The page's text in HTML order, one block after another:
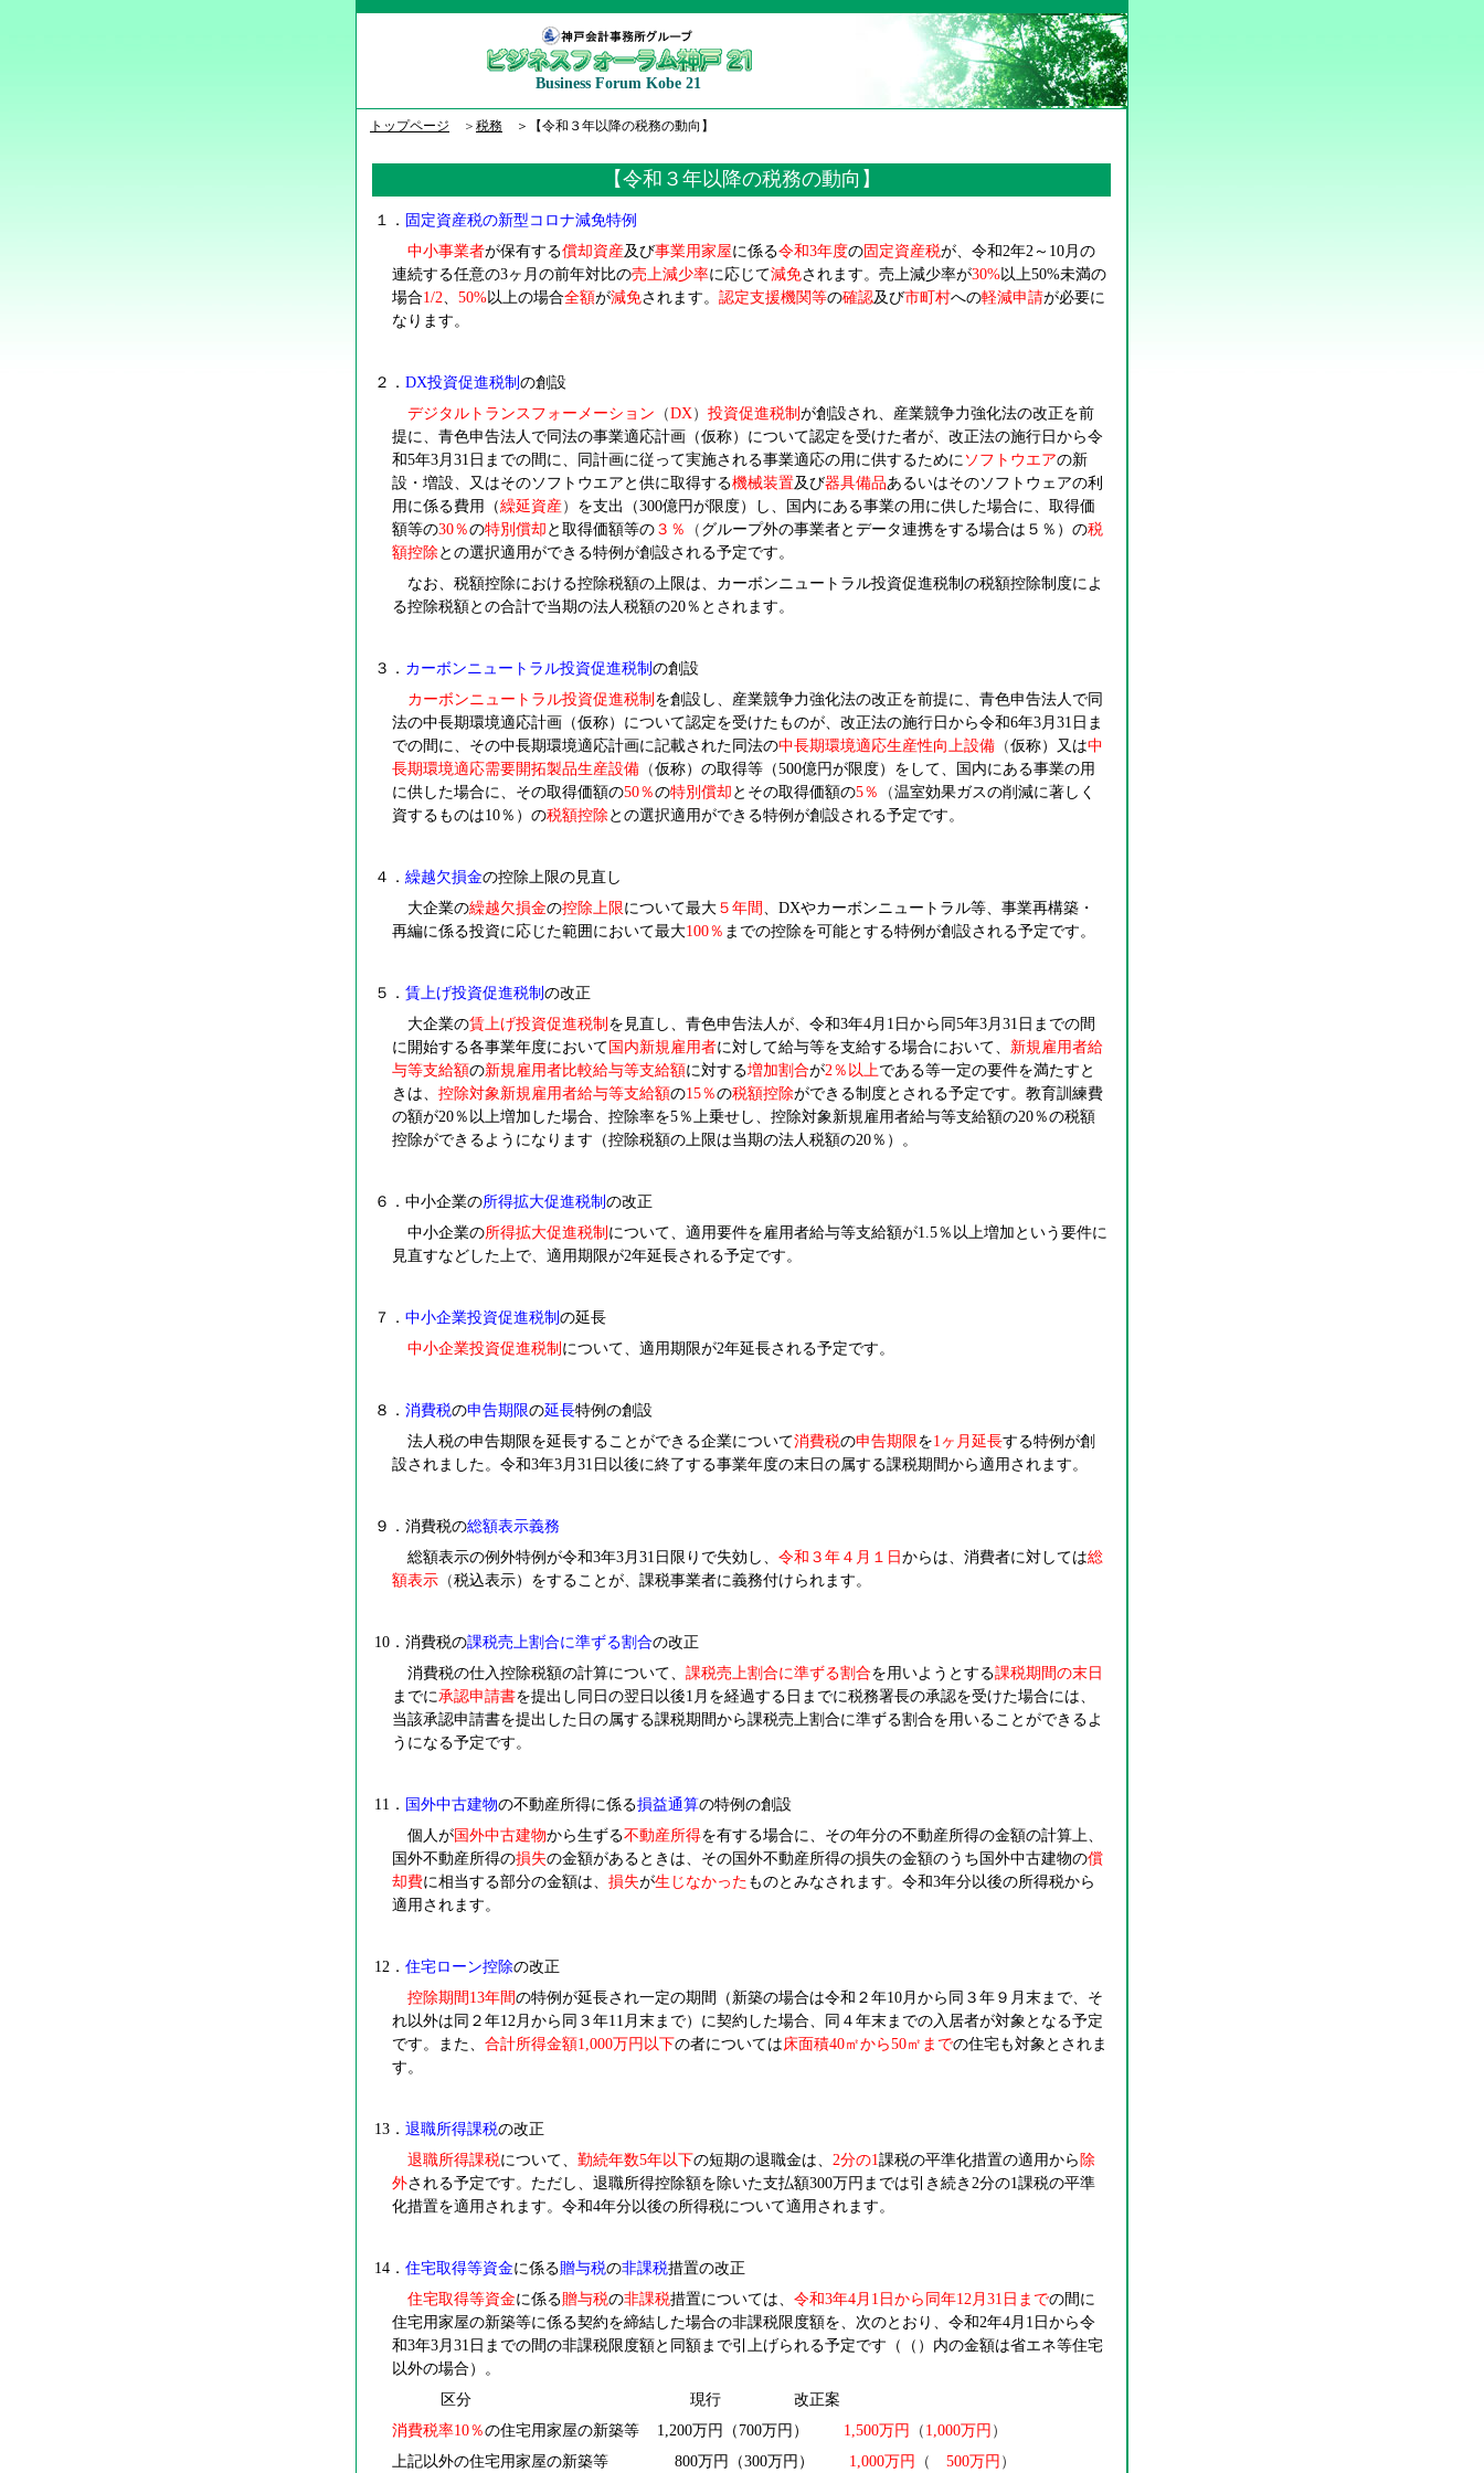
Business Forum Kobe 21
トップページ ＞ 税務 ＞【令和３年以降の税務の動向】
【令和３年以降の税務の動向】
１． 固定資産税の新型コロナ減免特例
中小事業者が保有する償却資産及び事業用家屋に係る令和3年度の固定資産税が、令和2年2～10月の
連続する任意の3ヶ月の前年対比の売上減少率に応じて減免されます。売上減少率が30%以上50%未満の
場合1/2、 50%以上の場合全額が減免されます。 認定支援機関等の確認及び市町村への軽減申請が必要に
なります。
２． DX投資促進税制 の創設
デジタルトランスフォーメーション （DX） 投資促進税制 が創設され、産業競争力強化法の改正を前
提に、青色申告法人で同法の事業適応計画（仮称）について認定を受けた者が、改正法の施行日から令
和5年3月31日までの間に、同計画に従って実施される事業適応の用に供するために ソフトウエアの新
設・増設、又はそのソフトウエアと供に取得する機械装置及び器具備品あるいはそのソフトウェアの利
用に係る費用（繰延資産） を支出（300億円が限度）し、国内にある事業の用に供した場合に、取得価
額等の30％の特別償却 と取得価額等の ３％ （ グループ外の事業者とデータ連携をする場合は５％）の税
額控除 との選択適用ができる特例が創設される予定です。
なお、税額控除における控除税額の上限は、カーボンニュートラル投資促進税制の税額控除制度によ
る控除税額との合計で当期の法人税額の20％とされます。
３． カーボンニュートラル投資促進税制 の創設
カーボンニュートラル投資促進税制 を創設し、産業競争力強化法の改正を前提に、青色申告法人で同
法の中長期環境適応計画（仮称）について認定を受けたものが、改正法の施行日から令和6年3月31日ま
での間に、その中長期環境適応計画に記載された同法の中長期環境適応生産性向上設備 （仮称）又は中
長期環境適応需要開拓製品生産設備 （仮称）の取得等（500億円が限度）をして、国内にある事業の用
に供した場合に、その取得価額の50％の特別償却 とその取得価額の5％ （温室効果ガスの削減に著しく
資するものは10％）の税額控除 との選択適用ができる特例が創設される予定です。
４． 繰越欠損金の控除上限の見直し
大企業の繰越欠損金の控除上限について最大 ５年間 、DXやカーボンニュートラル等、事業再構築・
再編に係る投資に応じた範囲において最大100％ までの控除を可能とする特例が創設される予定です。
５． 賃上げ投資促進税制 の改正
大企業の賃上げ投資促進税制 を見直し、青色申告法人が、令和3年4月1日から同5年3月31日までの間
に開始する各事業年度において 国内新規雇用者に対して給与等を支給する場合において、 新規雇用者給
与等支給額の新規雇用者比較給与等支給額に対する増加割合が2％以上である等一定の要件を満たすと
きは、 控除対象新規雇用者給与等支給額の15％の税額控除ができる制度とされる予定です。教育訓練費
の額が20％以上増加した場合、控除率を5％上乗せし、控除対象新規雇用者給与等支給額の20％の税額
控除ができるようになります（控除税額の上限は当期の法人税額の20％）。
６．中小企業の所得拡大促進税制 の改正
中小企業の所得拡大促進税制 について、適用要件を雇用者給与等支給額が1.5％以上増加という要件に
見直すなどした上で、適用期限が2年延長される予定です。
７． 中小企業投資促進税制 の延長
中小企業投資促進税制 について、適用期限が2年延長される予定です。
８． 消費税の申告期限の延長特例の創設
法人税の申告期限を延長することができる企業について消費税の申告期限を1ヶ月延長する特例が創
設されました。令和3年3月31日以後に終了する事業年度の末日の属する課税期間から適用されます。
９．消費税の総額表示義務
総額表示の例外特例が令和3年3月31日限りで失効し、 令和３年４月１日 からは、消費者に対しては総
額表示 （税込表示）をすることが、課税事業者に義務付けられます。
10 ．消費税の課税売上割合に準ずる割合の改正
消費税の仕入控除税額の計算について、 課税売上割合に準ずる割合を用いようとする課税期間の末日
までに承認申請書を提出し同日の翌日以後1月を経過する日までに税務署長の承認を受けた場合には、
当該承認申請書を提出した日の属する課税期間から課税売上割合に準ずる割合を用いることができるよ
うになる予定です。
11 ． 国外中古建物の不動産所得に係る損益通算の特例の創設
個人が国外中古建物から生ずる不動産所得を有する場合に、その年分の不動産所得の金額の計算上、
国外不動産所得の損失の金額があるときは、その国外不動産所得の損失の金額のうち国外中古建物の償
却費に相当する部分の金額は、 損失が生じなかった ものとみなされます。令和3年分以後の所得税から
適用されます。
12 ． 住宅ローン控除の改正
控除期間13年間の特例が延長され一定の期間（新築の場合は令和２年10月から同３年９月末まで、そ
れ以外は同２年12月から同３年11月末まで）に契約した場合、同４年末までの入居者が対象となる予定
です。また、 合計所得金額1,000万円以下の者については床面積40㎡から50㎡までの住宅も対象とされま
す。
13 ． 退職所得課税の改正
退職所得課税について、 勤続年数5年以下の短期の退職金は、 2分の1課税の平準化措置の適用から 除
外される予定です。ただし、退職所得控除額を除いた支払額300万円までは引き続き2分の1課税の平準
化措置を適用されます。令和4年分以後の所得税について適用されます。
14 ． 住宅取得等資金に係る贈与税の非課税措置の改正
住宅取得等資金に係る贈与税の非課税措置については、 令和3年4月1日から同年12月31日までの間に
住宅用家屋の新築等に係る契約を締結した場合の非課税限度額を、次のとおり、令和2年4月1日から令
和3年3月31日までの間の非課税限度額と同額まで引上げられる予定です（（）内の金額は省エネ等住宅
以外の場合）。
区分 現行 改正案
消費税率10％の住宅用家屋の新築等 1,200万円（700万円） 1,500万円 （ 1,000万円 ）
上記以外の住宅用家屋の新築等 800万円（300万円） 1,000万円 （ 500万円 ）